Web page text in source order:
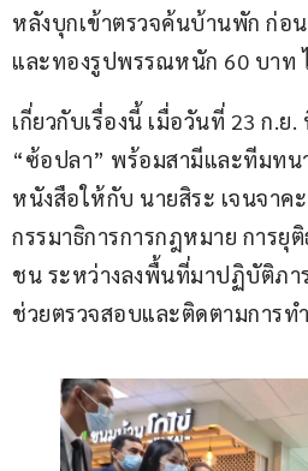
หลังบุกเข้าตรวจค้นบ้านพัก ก่อ
และทองรูปพรรณหนัก 60 บาท
เกี่ยวกับเรื่องนี้ เมื่อวันที่ 23 ก.
“ซ้อปลา” พร้อมสามีและทีมทน
หนังสือให้กับ นายสิระ เจนจาค
กรรมาธิการการกฎหมาย การยุ
ชน ระหว่างลงพื้นที่มาปฏิบัติภา
ช่วยตรวจสอบและติดตามการท